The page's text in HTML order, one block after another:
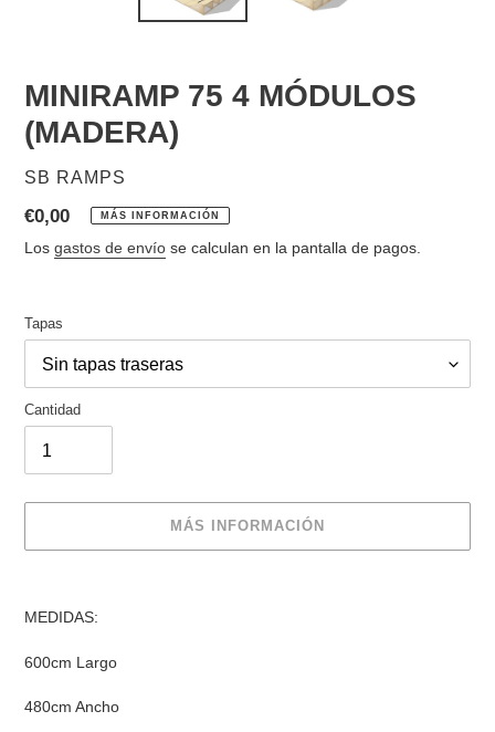
MINIRAMP 75 4 MÓDULOS
(MADERA)
PROVEEDOR
SB RAMPS
Precio
habitual
€0,00 MÁS INFORMACIÓN
Los gastos de envío se calculan en la pantalla de pagos.
Tapas
Cantidad
MÁS INFORMACIÓN
a
carrito
MEDIDAS:
600cm Largo
480cm Ancho